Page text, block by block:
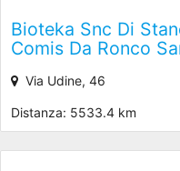
Bioteka Snc Di
Comis Da Ronco
Via Udine, 46
Distanza: 5533.4 km